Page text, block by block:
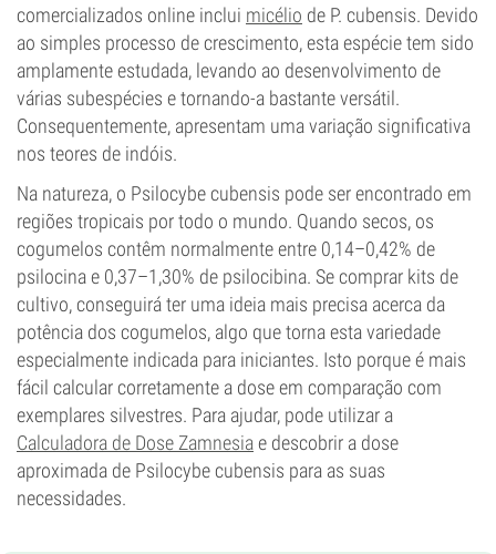
comercializados online inclui micélio de P. cubensis. Devido
ao simples processo de crescimento, esta espécie tem sido
amplamente estudada, levando ao desenvolvimento de
várias subespécies e tornando-a bastante versátil.
Consequentemente, apresentam uma variação significativa
nos teores de indóis.
Na natureza, o Psilocybe cubensis pode ser encontrado em
regiões tropicais por todo o mundo. Quando secos, os
cogumelos contêm normalmente entre 0,14–0,42% de
psilocina e 0,37–1,30% de psilocibina. Se comprar kits de
cultivo, conseguirá ter uma ideia mais precisa acerca da
potência dos cogumelos, algo que torna esta variedade
especialmente indicada para iniciantes. Isto porque é mais
fácil calcular corretamente a dose em comparação com
exemplares silvestres. Para ajudar, pode utilizar a
Calculadora de Dose Zamnesiae descobrir a dose
aproximada de Psilocybe cubensis para as suas
necessidades.